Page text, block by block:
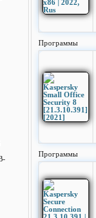
Программы
Программы